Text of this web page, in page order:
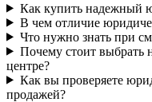
Как купить надежный
В чем отличие
Что нужно знать при
Почему стоит выбрать
центре?
Как вы проверяете
продажей?